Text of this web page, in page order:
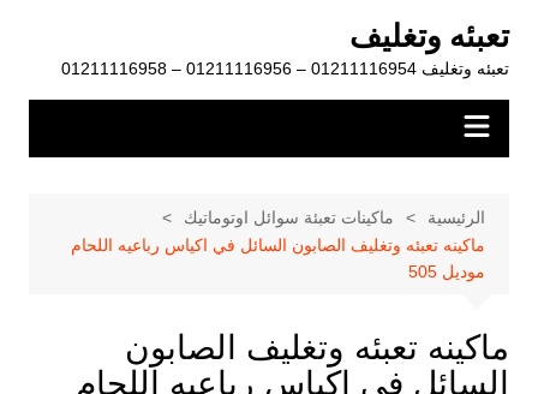
المحتوى
تعبئه وتغليف
تعبئه وتغليف 01211116954 – 01211116956 – 01211116958
الرئيسية
ماكينات تعبئة سوائل اوتوماتيك
ماكينه تعبئه وتغليف الصابون السائل في اكياس رباعيه اللحام
موديل 505
ماكينه تعبئه وتغليف الصابون
السائل في اكياس رباعيه اللحام